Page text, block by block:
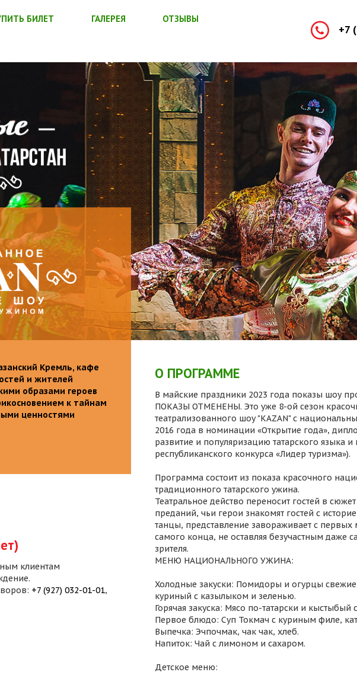
БИЛЕТ ГАЛЕРЕЯ ОТЗЫВЫ
+7
Кремль, кафе
и жителей
образами героев
к тайнам
ценностями
клиентам
+7 (927) 032-01-01,
О ПРОГРАММЕ
В майские праздники 2023 года показы шоу
ПОКАЗЫ ОТМЕНЕНЫ. Это уже 8-ой сезон
театрализованного шоу "KAZAN" с
2016 года в номинации «Открытие года»,
развитие и популяризацию татарского языка и
республиканского конкурса «Лидер туризма»).
Программа состоит из показа красочного
традиционного татарского ужина.
Театральное действо переносит гостей в
преданий, чьи герои знакомят гостей с
танцы, представление завораживает с первых
самого конца, не оставляя безучастным даже
зрителя.
МЕНЮ НАЦИОНАЛЬНОГО УЖИНА:
Холодные закуски: Помидоры и огурцы свежие
куриный с казылыком и зеленью.
Горячая закуска: Мясо по-татарски и кыстыбый
Первое блюдо: Суп Токмач с куриным филе,
Выпечка: Эчпочмак, чак чак, хлеб.
Напиток: Чай с лимоном и сахаром.
Детское меню: